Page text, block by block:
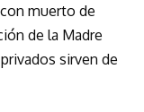
muerto de
de la Madre
sirven de